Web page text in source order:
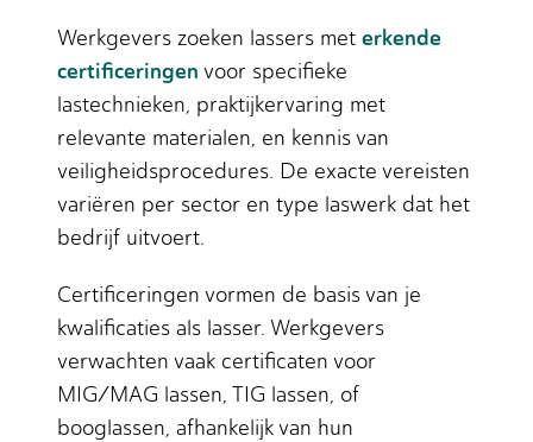
Werkgevers zoeken lassers met erkende
certificeringen voor specifieke
lastechnieken, praktijkervaring met
relevante materialen, en kennis van
veiligheidsprocedures. De exacte vereisten
variëren per sector en type laswerk dat het
bedrijf uitvoert.
Certificeringen vormen de basis van je
kwalificaties als lasser. Werkgevers
verwachten vaak certificaten voor
MIG/MAG lassen, TIG lassen, of
booglassen, afhankelijk van hun